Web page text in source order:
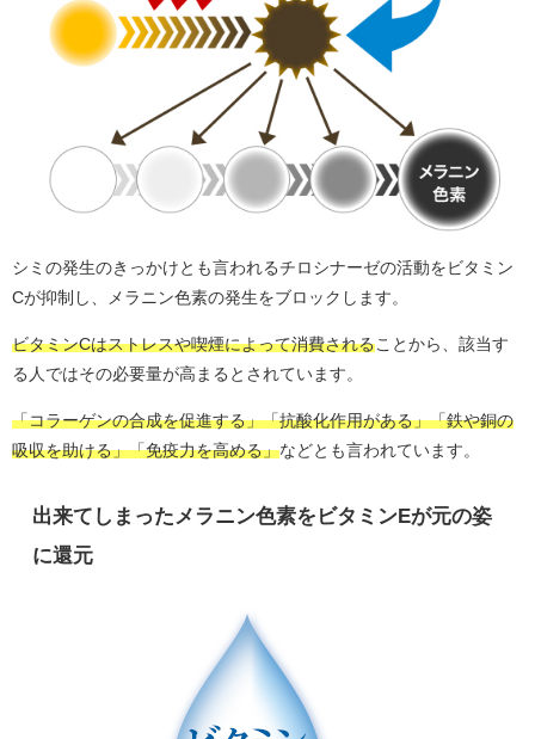
シミの発生のきっかけとも言われるチロシナーゼの活動をビタミン
Cが抑制し、メラニン色素の発生をブロックします。
ビタミンCはストレスや喫煙によって消費されることから、該当す
る人ではその必要量が高まるとされています。
「コラーゲンの合成を促進する」「抗酸化作用がある」「鉄や銅の
吸収を助ける」「免疫力を高める」などとも言われています。
出来てしまったメラニン色素をビタミンEが元の姿
に還元